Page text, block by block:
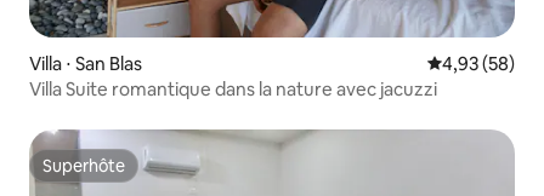
Villa ⋅ San Blas Évaluation
4,93 (58)
Villa Suite romantique dans la nature avec jacuzzi
Superhôte
Superhôte